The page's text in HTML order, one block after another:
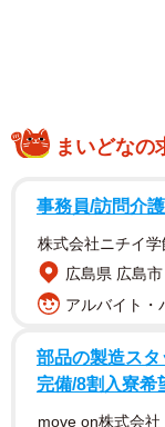
き。抱っこや撫で
ついているとい
リーさんにお話を
まいどなの
事務員/訪問介
株式会社ニチイ
広島県 広島市
アルバイト・
部品の製造ス
完備/8割入寮希
move on株式会社